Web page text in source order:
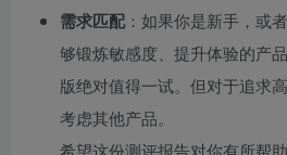
需求匹配：如果你是新手，或
够锻炼敏感度、提升体验的产
版绝对值得一试。但对于追求
考虑其他产品。
希望这份测评报告对你有所帮